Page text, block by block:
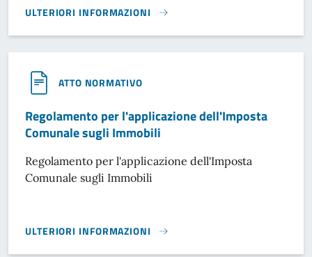
ULTERIORI INFORMAZIONI
REGOLAMENTO PER L'APPLICAZIONE DELL'IMPOSTA
ATTO NORMATIVO
Regolamento per l'applicazione dell'Imposta
Comunale sugli Immobili
Regolamento per l'applicazione dell'Imposta
Comunale sugli Immobili
ULTERIORI INFORMAZIONI
REGOLAMENTO PER L'APPLICAZIONE DELL'IMPOSTA